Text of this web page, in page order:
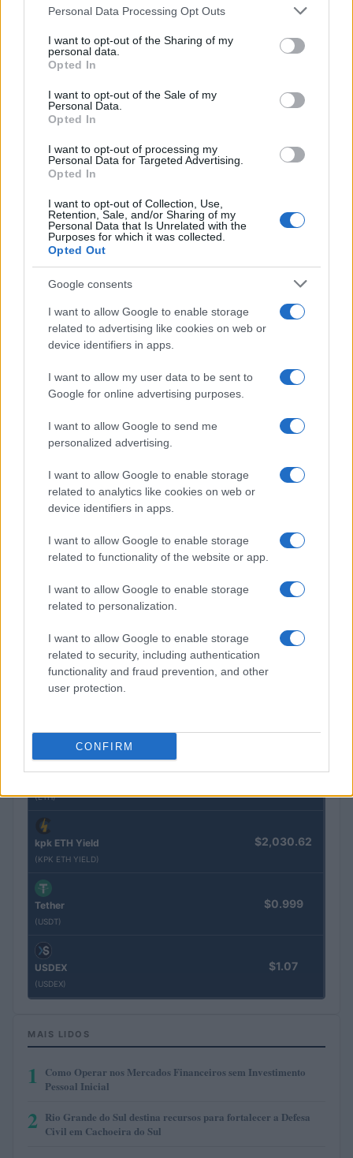
Please note that this website/app uses one or more Google
not limited to your visit or usage behaviour. You may click to
grant or deny consent to Google and its third-party tags to
use your data for below specified purposes in below Google
consent section.
Personal Data Processing Opt Outs
I want to opt-out of the Sharing of my
personal data.
Opted In
I want to opt-out of the Sale of my
Personal Data.
Opted In
I want to opt-out of processing my
Personal Data for Targeted Advertising.
Opted In
I want to opt-out of Collection, Use,
Retention, Sale, and/or Sharing of my
Personal Data that Is Unrelated with the
Purposes for which it was collected.
Opted Out
Google consents
I want to allow Google to enable storage
related to advertising like cookies on web or
device identifiers in apps.
I want to allow my user data to be sent to
Google for online advertising purposes.
I want to allow Google to send me
personalized advertising.
I want to allow Google to enable storage
related to analytics like cookies on web or
device identifiers in apps.
I want to allow Google to enable storage
related to functionality of the website or app.
I want to allow Google to enable storage
related to personalization.
I want to allow Google to enable storage
related to security, including authentication
functionality and fraud prevention, and other
user protection.
CONFIRM
Redução histórica do desmatamento na Amazônia entre agosto
de 2026 e julho de 2026
Beatriz Almeida · 7 ago 2026
(KBTC)
Eureka Bridged PAX Gold (Terra $4,205.78
(JDB)
$0.022
kpk ETH Prime
(KPK ETH PRIME)
$2,034.90
SyBTC
(SYBTC)
$85,763.00
(BTC)
(ETH)
kpk ETH Yield
(KPK ETH YIELD)
$2,030.62
Tether
(USDT)
$0.999
USDEX
(USDEX)
$1.07
MAIS LIDOS
1
Como Operar nos Mercados Financeiros sem Investimento
Pessoal Inicial
2 Rio Grande do Sul destina recursos para fortalecer a Defesa
Civil em Cachoeira do Sul